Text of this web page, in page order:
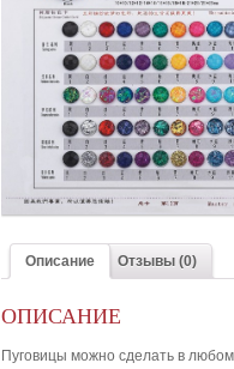
Описание Отзывы (0)
ОПИСАНИЕ
Пуговицы можно сделать в